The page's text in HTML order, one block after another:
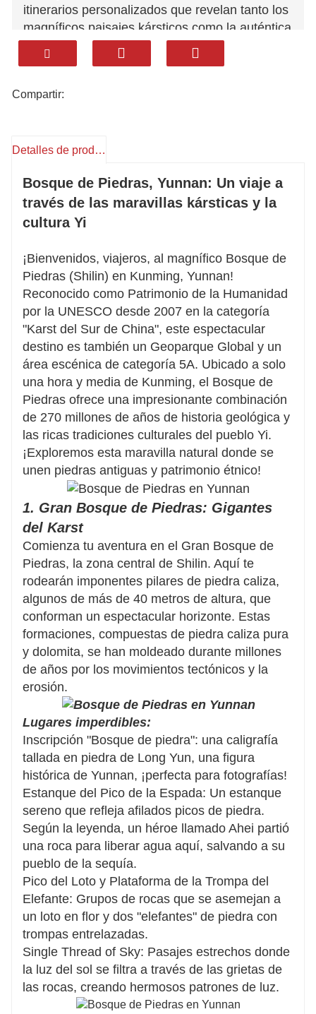
itinerarios personalizados que revelan tanto los
magníficos paisajes kársticos como la auténtica
cultura Yi.
• Cene con estilo: saboree especialidades
Guishan y los festines de frutas con ginseng en
• Descanse bien: alójese en hoteles
comodidad con carácter local.
• Personalización completa: ajuste su recorrido
diariamente, ya sea más tiempo para
• Experiencia local: Nuestros guías nativos dan
vida a leyendas como Ashima y garantizan
experiencias perfectas.
Desde el espectacular Gran Bosque de Piedras
hasta los íntimos encuentros en la aldea Yi,
creamos recuerdos de viaje inolvidables.
Grupos privados disponibles: tu viaje, a tu
manera.
¡Contáctanos para comenzar a
diseñar tu aventura perfecta en
Stone Forest!
Compartir:
Detalles de producto
Bosque de Piedras, Yunnan: Un viaje a
través de las maravillas kársticas y la
cultura Yi
¡Bienvenidos, viajeros, al magnífico Bosque de
Piedras (Shilin) ​​en Kunming, Yunnan!
Reconocido como Patrimonio de la Humanidad
por la UNESCO desde 2007 en la categoría
"Karst del Sur de China", este espectacular
destino es también un Geoparque Global y un
área escénica de categoría 5A. Ubicado a solo
una hora y media de Kunming, el Bosque de
Piedras ofrece una impresionante combinación
de 270 millones de años de historia geológica y
las ricas tradiciones culturales del pueblo Yi.
¡Exploremos esta maravilla natural donde se
unen piedras antiguas y patrimonio étnico!
1. Gran Bosque de Piedras: Gigantes
del Karst
Comienza tu aventura en el Gran Bosque de
Piedras, la zona central de Shilin. Aquí te
rodearán imponentes pilares de piedra caliza,
algunos de más de 40 metros de altura, que
conforman un espectacular horizonte. Estas
formaciones, compuestas de piedra caliza pura
y dolomita, se han moldeado durante millones
de años por los movimientos tectónicos y la
erosión.
Lugares imperdibles:
Inscripción "Bosque de piedra": una caligrafía
tallada en piedra de Long Yun, una figura
histórica de Yunnan, ¡perfecta para fotografías!
Estanque del Pico de la Espada: Un estanque
sereno que refleja afilados picos de piedra.
Según la leyenda, un héroe llamado Ahei partió
una roca para liberar agua aquí, salvando a su
pueblo de la sequía.
Pico del Loto y Plataforma de la Trompa del
Elefante: Grupos de rocas que se asemejan a
un loto en flor y dos "elefantes" de piedra con
trompas entrelazadas.
Single Thread of Sky: Pasajes estrechos donde
la luz del sol se filtra a través de las grietas de
las rocas, creando hermosos patrones de luz.